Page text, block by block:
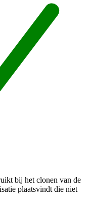
bij het clonen van de
plaatsvindt die niet